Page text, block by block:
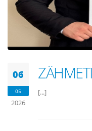
06
05
2026
[...]